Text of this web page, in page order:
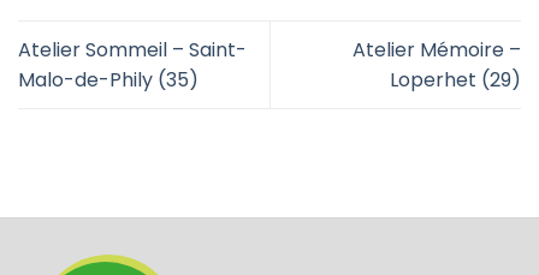
Atelier Sommeil – Saint-
Malo-de-Phily (35)
Atelier Mémoire –
Loperhet (29)